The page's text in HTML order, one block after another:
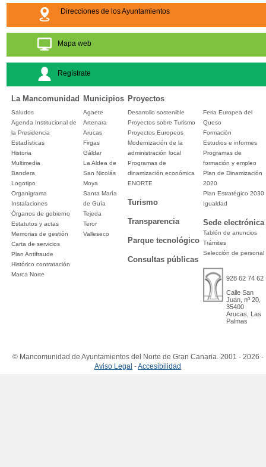
Direcciones de los Ayuntamientos
Mapa web
Regístrate
La Mancomunidad Municipios Proyectos
Saludos
Agenda Institucional de
la Presidencia
Estadísticas
Historia
Multimedia
Bandera
Logotipo
Organigrama
Instalaciones
Órganos de gobierno
Estatutos y actas
Memorias de gestión
Carta de servicios
Plan Antifraude
Histórico contratación
Marca Norte
Agaete
Artenara
Arucas
Firgas
Gáldar
La Aldea de
San Nicolás
Moya
Santa María
de Guía
Tejeda
Teror
Valleseco
Desarrollo sostenible
Proyectos sobre Turismo
Proyectos Europeos
Modernización de la
administración local
Programas de
dinamización económica
ENORTE
Turismo
Transparencia
Parque tecnológico
Consultas públicas
Feria Europea del
Queso
Formación
Estudios e informes
Programas de
formación y empleo
Plan de Dinamización
2020
Plan Estratégico 2030
Igualdad
Sede electrónica
Tablón de anuncios
Trámites
Selección de personal
928 62 74 62
Calle San
Juan, nº 20,
35400
Arucas, Las
Palmas
© Mancomunidad de Ayuntamientos del Norte de Gran Canaria. 2001 - 2026 -
Aviso Legal -Accesibilidad